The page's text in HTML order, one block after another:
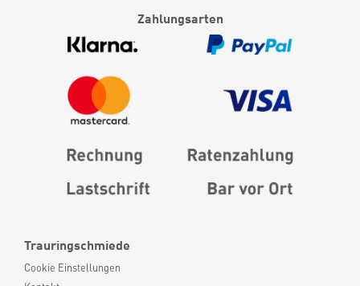
Trauringschmiede
Cookie Einstellungen
Zahlungsarten